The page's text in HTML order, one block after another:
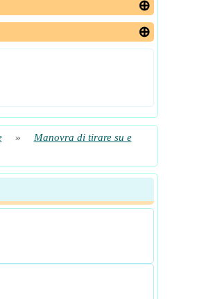
»
Manovra di tirare su e